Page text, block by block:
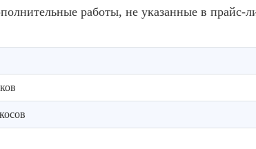
работы, не указанные в прайс-